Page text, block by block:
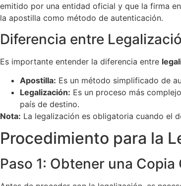
emitido por una entidad oficial y que la firma
la apostilla como método de autenticación.
Diferencia entre
Es importante entender la diferencia entre
Apostilla: Es un método simplificado de
Legalización: Es un proceso más
país de destino.
Nota: La legalización es obligatoria cuando el
Procedimiento para la
Paso 1: Obtener una